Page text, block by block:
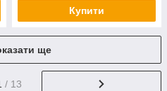
Купити
ще
/ 13